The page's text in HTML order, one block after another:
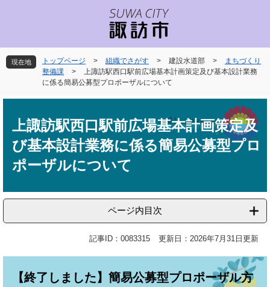
先
頭
を
飛
現在地 トップページ > 組織でさがす > 建設水道部 >
まちづくり
整備課
>
上諏訪駅西口駅前広場基本計画策定及び基本設計業務
に係る簡易公募型プロポーザルについて
上諏訪駅西口駅前広場基本計画策定及
び基本設計業務に係る簡易公募型プロ
ポーザルについて
ページ内目次
記事ID：0083315 更新日：2026年7月31日更新
【終了しました】簡易公募型プロポーザル方